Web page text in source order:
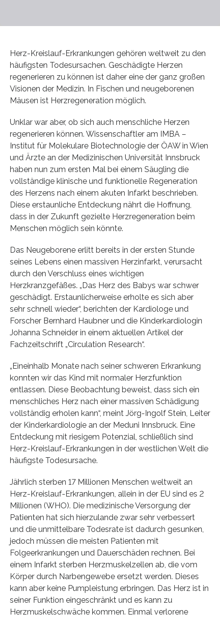
Herz-Kreislauf-Erkrankungen gehören weltweit zu den
häufigsten Todesursachen. Geschädigte Herzen
regenerieren zu können ist daher eine der ganz großen
Visionen der Medizin. In Fischen und neugeborenen
Mäusen ist Herzregeneration möglich.
Unklar war aber, ob sich auch menschliche Herzen
regenerieren können. Wissenschaftler am IMBA –
Institut für Molekulare Biotechnologie der ÖAW in Wien
und Ärzte an der Medizinischen Universität Innsbruck
haben nun zum ersten Mal bei einem Säugling die
vollständige klinische und funktionelle Regeneration
des Herzens nach einem akuten Infarkt beschrieben.
Diese erstaunliche Entdeckung nährt die Hoffnung,
dass in der Zukunft gezielte Herzregeneration beim
Menschen möglich sein könnte.
Das Neugeborene erlitt bereits in der ersten Stunde
seines Lebens einen massiven Herzinfarkt, verursacht
durch den Verschluss eines wichtigen
Herzkranzgefäßes. „Das Herz des Babys war schwer
geschädigt. Erstaunlicherweise erholte es sich aber
sehr schnell wieder“, berichten der Kardiologe und
Forscher Bernhard Haubner und die Kinderkardiologin
Johanna Schneider in einem aktuellen Artikel der
Fachzeitschrift „Circulation Research“.
„Eineinhalb Monate nach seiner schweren Erkrankung
konnten wir das Kind mit normaler Herzfunktion
entlassen. Diese Beobachtung beweist, dass sich ein
menschliches Herz nach einer massiven Schädigung
vollständig erholen kann“, meint Jörg-Ingolf Stein, Leiter
der Kinderkardiologie an der Meduni Innsbruck. Eine
Entdeckung mit riesigem Potenzial, schließlich sind
Herz-Kreislauf-Erkrankungen in der westlichen Welt die
häufigste Todesursache.
Jährlich sterben 17 Millionen Menschen weltweit an
Herz-Kreislauf-Erkrankungen, allein in der EU sind es 2
Millionen (WHO). Die medizinische Versorgung der
Patienten hat sich hierzulande zwar sehr verbessert
und die unmittelbare Todesrate ist dadurch gesunken,
jedoch müssen die meisten Patienten mit
Folgeerkrankungen und Dauerschäden rechnen. Bei
einem Infarkt sterben Herzmuskelzellen ab, die vom
Körper durch Narbengewebe ersetzt werden. Dieses
kann aber keine Pumpleistung erbringen. Das Herz ist in
seiner Funktion eingeschränkt und es kann zu
Herzmuskelschwäche kommen. Einmal verlorene